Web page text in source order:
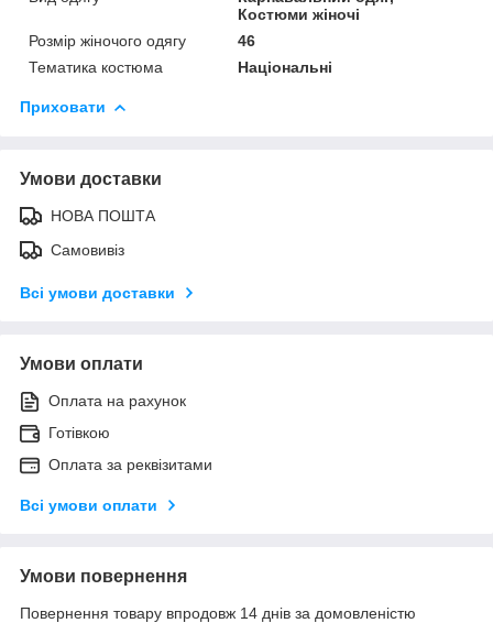
Костюми жіночі
Розмір жіночого одягу
46
Тематика костюма
Національні
Приховати
Умови доставки
НОВА ПОШТА
Самовивіз
Всі умови доставки
Умови оплати
Оплата на рахунок
Готівкою
Оплата за реквізитами
Всі умови оплати
Умови повернення
Повернення товару впродовж 14 днів за домовленістю